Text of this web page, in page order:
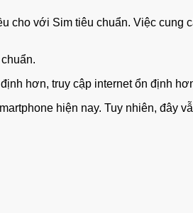
cho với Sim tiêu chuẩn. Việc cung
hơn, truy cập internet ổn định
hiện nay. Tuy nhiên, đây